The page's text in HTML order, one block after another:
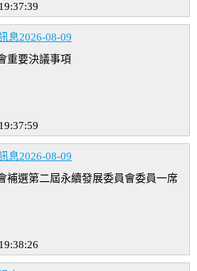
息2026-08-09
重要決議事項
息2026-08-09
補選第二屆永續發展委員會委員一席